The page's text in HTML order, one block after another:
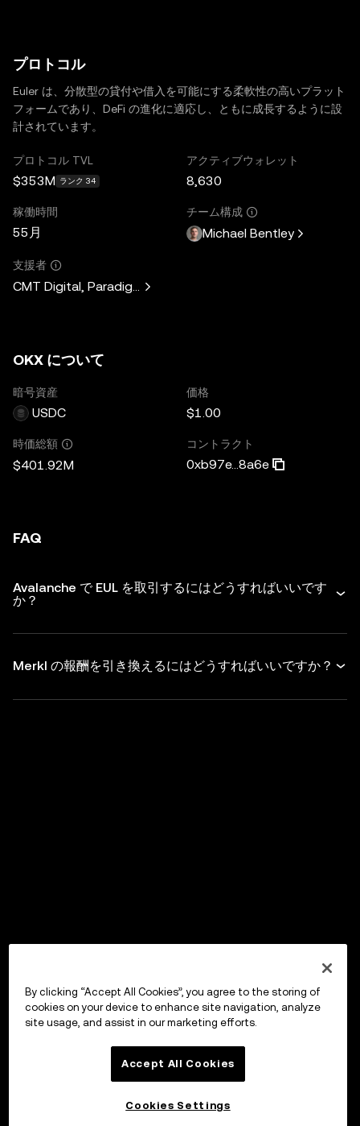
プロトコル
Euler は、分散型の貸付や借入を可能にする柔軟性の高いプラット
フォームであり、DeFi の進化に適応し、ともに成長するように設
計されています。
プロトコル TVL
$353M ランク 34
アクティブウォレット
8,630
稼働時間
55月
チーム構成
Michael Bentley
支援者
CMT Digital, Paradigm, Lemniscap, Kain Warwick, Hasu,
OKX について
暗号資産
USDC
価格
$1.00
時価総額
$401.92M
コントラクト
0xb97e...8a6e
FAQ
Avalanche で EUL を取引するにはどうすればいいです
か？
Merkl の報酬を引き換えるにはどうすればいいですか？
By clicking “Accept All Cookies”, you agree to the storing of
cookies on your device to enhance site navigation, analyze
site usage, and assist in our marketing efforts.
Accept All Cookies
Cookies Settings